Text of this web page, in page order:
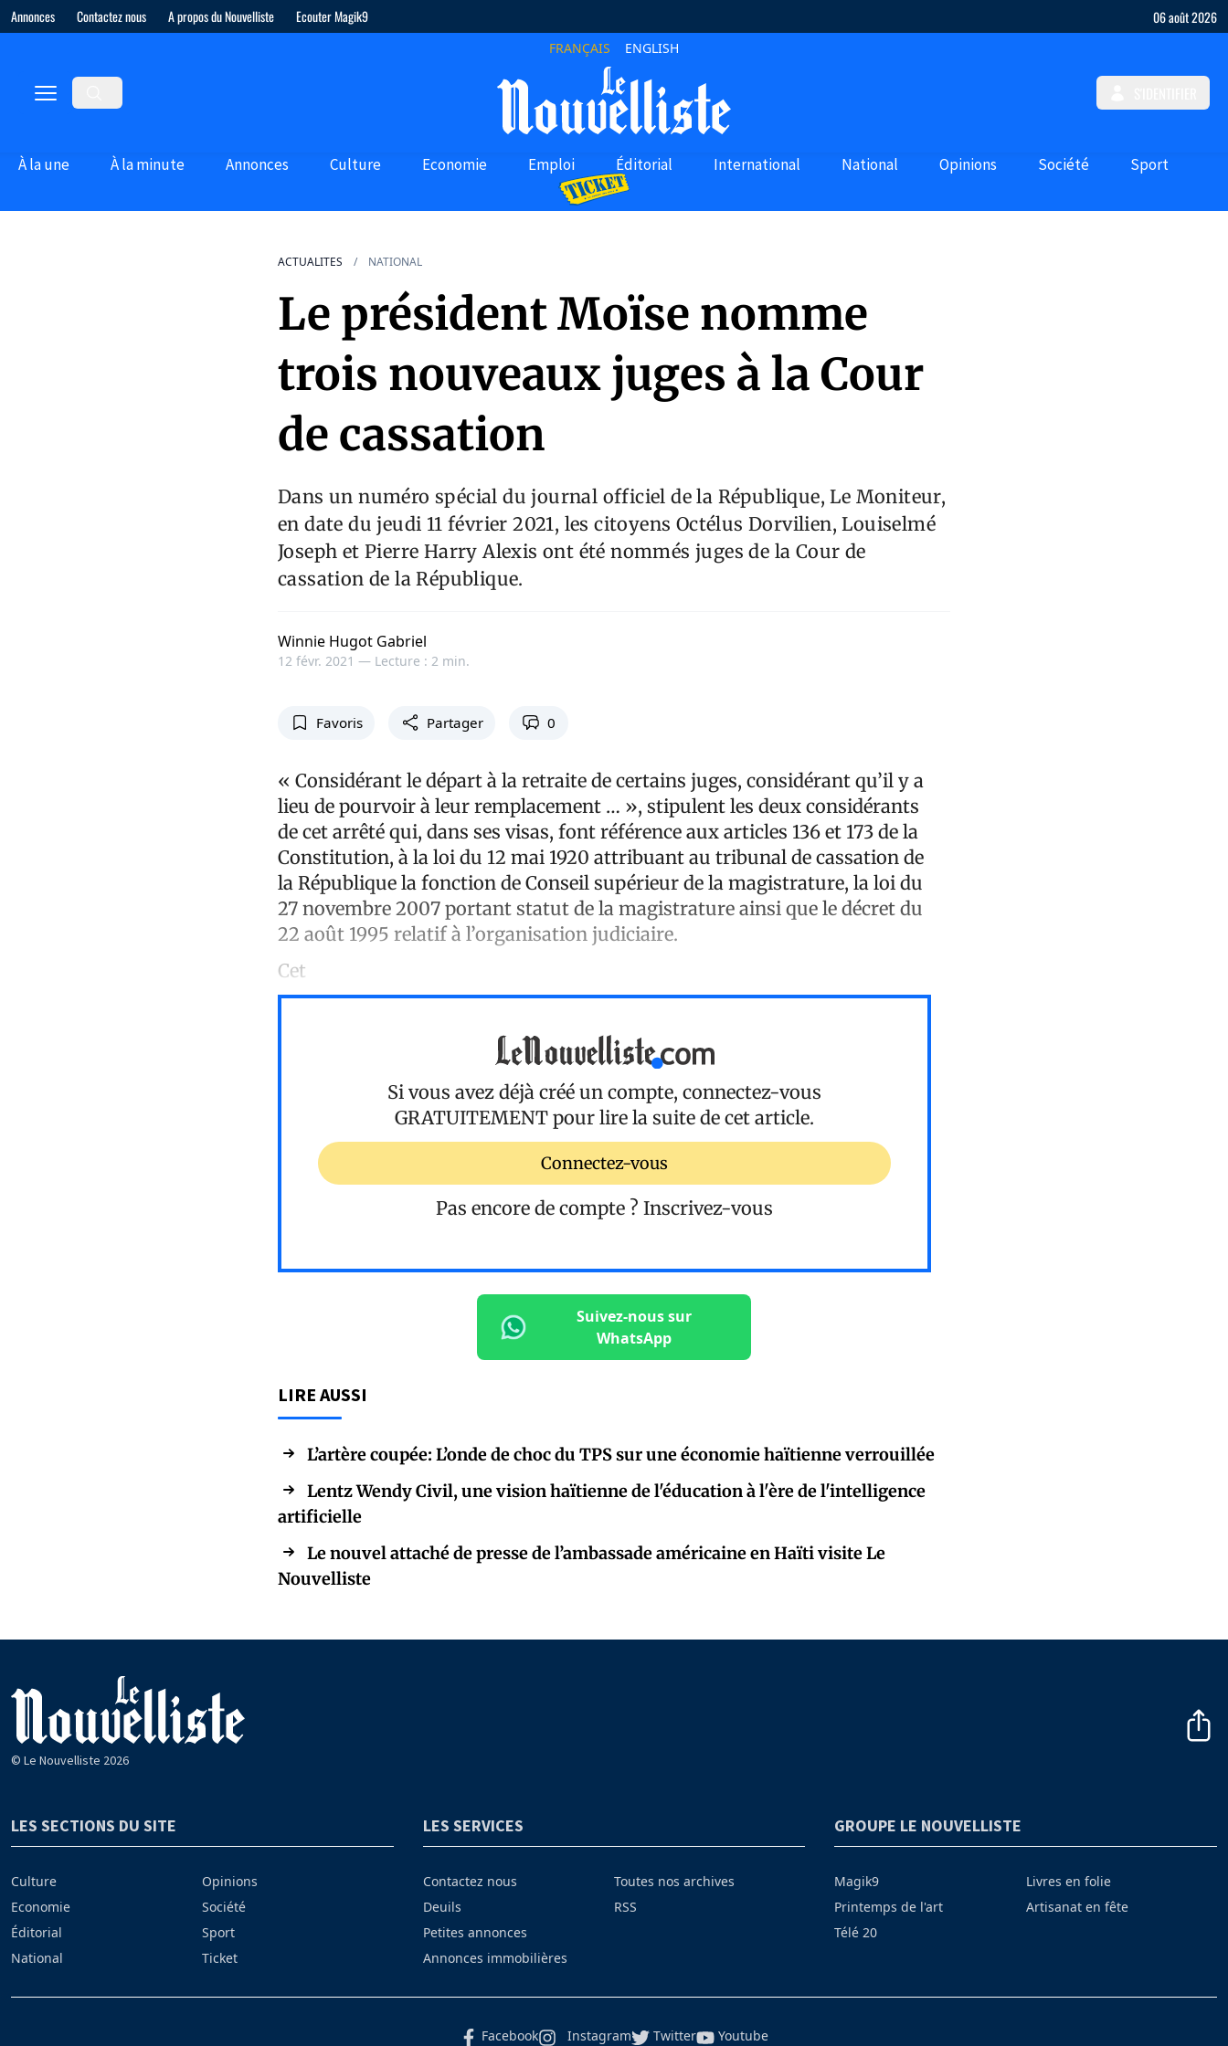
Annonces Contactez nous A propos du Nouvelliste Ecouter Magik9 06 août 2026
FRANÇAIS ENGLISH
À la une À la minute Annonces Culture Economie Emploi Éditorial International National Opinions Société Sport
ACTUALITES NATIONAL
Le président Moïse nomme
trois nouveaux juges à la Cour
de cassation
Dans un numéro spécial du journal officiel de la République, Le Moniteur,
en date du jeudi 11 février 2021, les citoyens Octélus Dorvilien, Louiselmé
Joseph et Pierre Harry Alexis ont été nommés juges de la Cour de
cassation de la République.
Winnie Hugot Gabriel
12 févr. 2021 — Lecture : 2 min.
Favoris Partager 0
« Considérant le départ à la retraite de certains juges, considérant qu’il y a
lieu de pourvoir à leur remplacement … », stipulent les deux considérants
de cet arrêté qui, dans ses visas, font référence aux articles 136 et 173 de la
Constitution, à la loi du 12 mai 1920 attribuant au tribunal de cassation de
la République la fonction de Conseil supérieur de la magistrature, la loi du
27 novembre 2007 portant statut de la magistrature ainsi que le décret du
22 août 1995 relatif à l’organisation judiciaire.
Cet
Si vous avez déjà créé un compte, connectez-vous
GRATUITEMENT pour lire la suite de cet article.
Connectez-vous
Pas encore de compte ? Inscrivez-vous
Suivez-nous sur
WhatsApp
LIRE AUSSI
L’artère coupée: L’onde de choc du TPS sur une économie haïtienne verrouillée
Lentz Wendy Civil, une vision haïtienne de l'éducation à l'ère de l'intelligence
artificielle
Le nouvel attaché de presse de l’ambassade américaine en Haïti visite Le
Nouvelliste
© Le Nouvelliste 2026
LES SECTIONS DU SITE
Culture
Economie
Éditorial
National
Opinions
Société
Sport
Ticket
LES SERVICES
Contactez nous
Deuils
Petites annonces
Annonces immobilières
Toutes nos archives
RSS
GROUPE LE NOUVELLISTE
Magik9
Printemps de l'art
Télé 20
Livres en folie
Artisanat en fête
Facebook Instagram Twitter Youtube